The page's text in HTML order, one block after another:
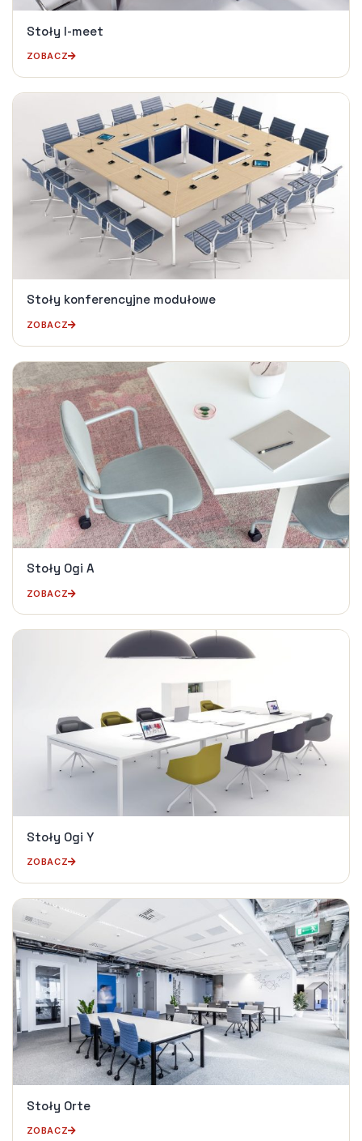
Stoły I-meet
ZOBACZ
Stoły konferencyjne modułowe
ZOBACZ
Stoły Ogi A
ZOBACZ
Stoły Ogi Y
ZOBACZ
Stoły Orte
ZOBACZ